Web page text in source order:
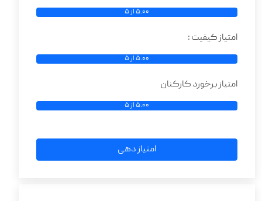
5.00 از 5
امتیاز کیفیت :
5.00 از 5
امتیاز برخورد کارکنان
5.00 از 5
امتیاز دهی